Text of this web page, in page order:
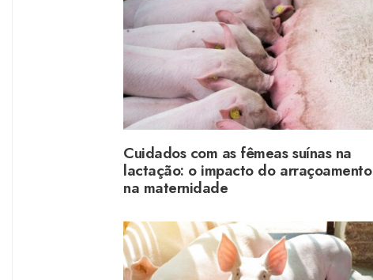
Cuidados com as fêmeas suínas na
lactação: o impacto do arraçoamento
na maternidade